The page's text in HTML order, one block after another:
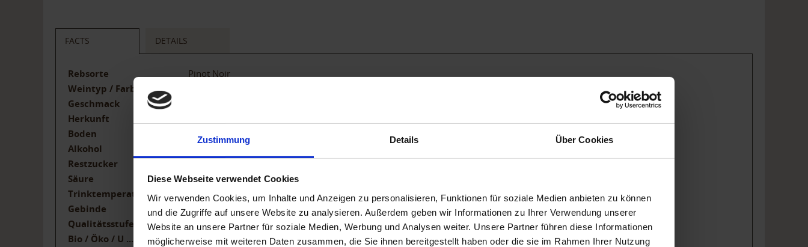
Zustimmung Details Über Cookies
Diese Webseite verwendet Cookies
Wir verwenden Cookies, um Inhalte und Anzeigen zu personalisieren, Funktionen für soziale Medien anbieten zu können
und die Zugriffe auf unsere Website zu analysieren. Außerdem geben wir Informationen zu Ihrer Verwendung unserer
Website an unsere Partner für soziale Medien, Werbung und Analysen weiter. Unsere Partner führen diese Informationen
möglicherweise mit weiteren Daten zusammen, die Sie ihnen bereitgestellt haben oder die sie im Rahmen Ihrer Nutzung
FACTS
Rebsorte Pinot Noir
Weintyp / Farbe
Geschmack
Herkunft
Boden Löß-Lehm, Quarzit
Alkohol
Restzucker
Säure 7,8 g/l
Trinktemperatur 8-10°C
Gebinde 750ml
Qualitätsstufe Deutscher Sekt
Bio / Öko / U ... BIO
DETAILS